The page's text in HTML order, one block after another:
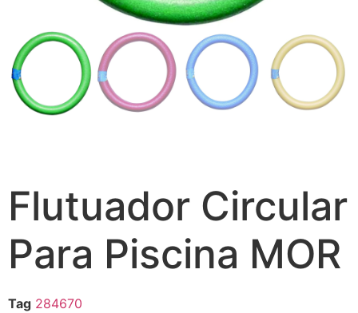
Flutuador Circular
Para Piscina MOR
Tag 284670